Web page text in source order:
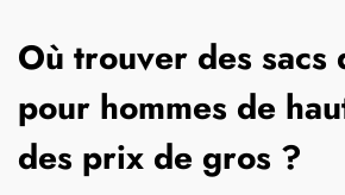
Où trouver des sacs
pour hommes de
des prix de gros ?